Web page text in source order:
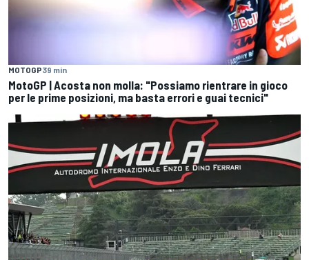
MOTOGP39 min
MotoGP | Acosta non molla: "Possiamo rientrare in gioco
per le prime posizioni, ma basta errori e guai tecnici"